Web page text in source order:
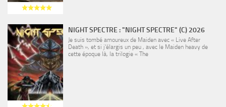
NIGHT SPECTRE : "NIGHT SPECTRE" (C) 2026
Je suis tombé amoureux de Maiden avec « Live After
Death », et si j’élargis un peu , avec le Maiden heavy de
cette époque là, la trilogie « The